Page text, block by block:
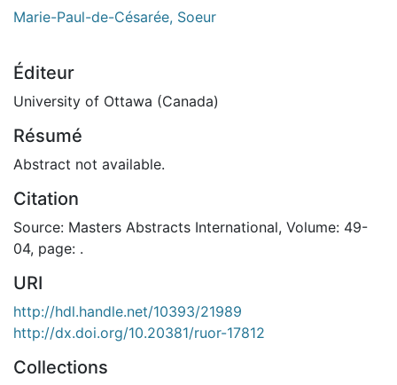
Marie-Paul-de-Césarée, Soeur
Éditeur
University of Ottawa (Canada)
Résumé
Abstract not available.
Citation
Source: Masters Abstracts International, Volume: 49-
04, page: .
URI
http://hdl.handle.net/10393/21989
http://dx.doi.org/10.20381/ruor-17812
Collections